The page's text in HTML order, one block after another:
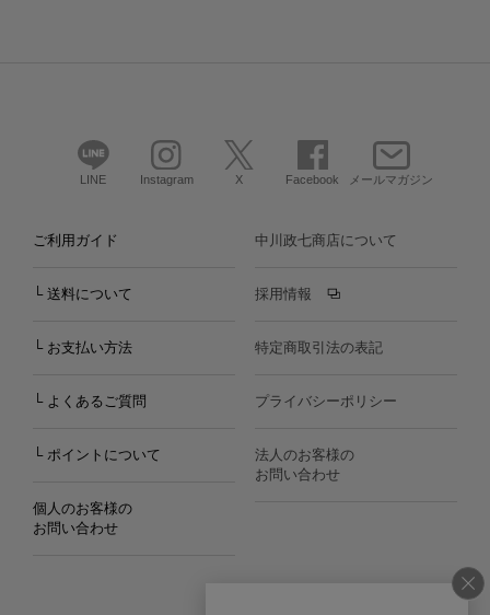
LINE Instagram X Facebook メールマガジン
ご利用ガイド
└ 送料について
└ お支払い方法
└ よくあるご質問
└ ポイントについて
個人のお客様の
お問い合わせ
中川政七商店について
採用情報
特定商取引法の表記
プライバシーポリシー
法人のお客様の
お問い合わせ